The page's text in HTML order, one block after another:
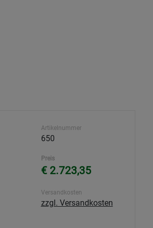
Artikelnummer
650
Preis
€ 2.723,35
Versandkosten
zzgl. Versandkosten